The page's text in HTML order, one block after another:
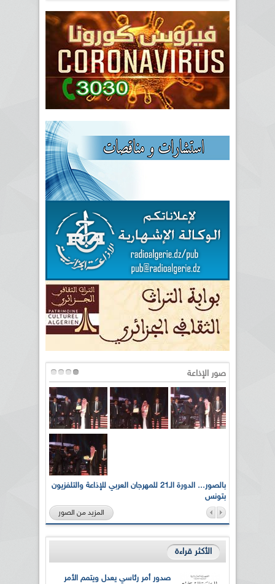
صور الإذاعة
بالصور... الدورة الـ21 للمهرجان العربي للإذاعة والتلفزيون
بتونس
المزيد من الصور
الأكثر قراءة
صدور أمر رئاسي يعدل ويتمم الأمر